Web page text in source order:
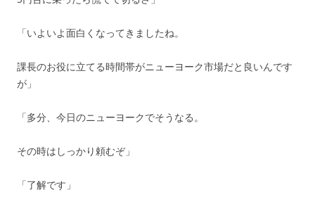
「いよいよ面白くなってきましたね。
課長のお役に立てる時間帯がニューヨーク市場だと良いんです
が」
「多分、今日のニューヨークでそうなる。
その時はしっかり頼むぞ」
「了解です」